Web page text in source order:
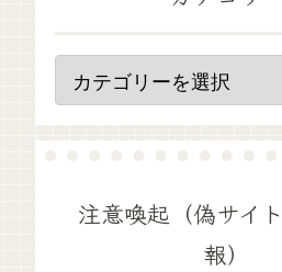
注意喚起（偽サイ
報）